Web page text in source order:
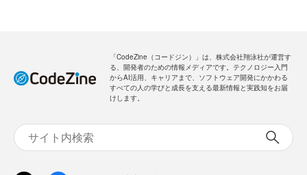
「CodeZine（コードジン）」は、株式会社翔泳社が運営す
る、開発者のための情報メディアです。テクノロジー入門
からAI活用、キャリアまで、ソフトウェア開発にかかわる
すべての人の学びと成長を支える最新情報と実践知をお届
けします。